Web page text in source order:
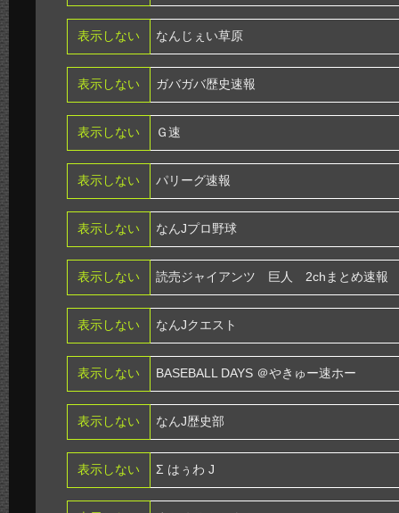
表示しない なんじぇい草原
表示しない ガバガバ歴史速報
表示しない Ｇ速
表示しない パリーグ速報
表示しない なんJプロ野球
表示しない 読売ジャイアンツ 巨人 2chまとめ速報
表示しない なんJクエスト
表示しない BASEBALL DAYS ＠やきゅー速ホー
表示しない なんJ歴史部
表示しない Σ はぅわ J